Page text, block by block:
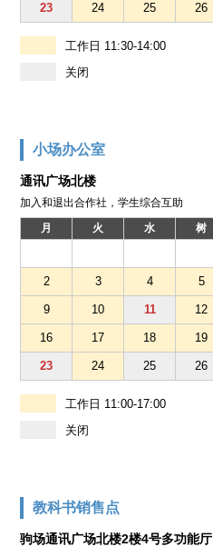
23 24 25 26
工作日 11:30-14:00
关闭
小场办公室
通讯广场北楼
加入和退出合作社，学生综合互助
月 火 水 树
2 3 4 5
9 10 11 12
16 17 18 19
23 24 25 26
工作日 11:00-17:00
关闭
教科书销售点
驹场通讯广场北楼2楼4号多功能厅